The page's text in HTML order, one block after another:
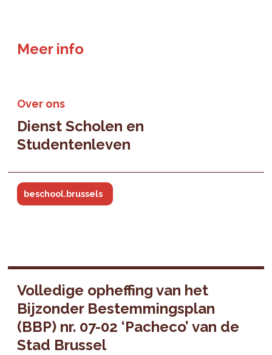
Meer info
Over ons
Dienst Scholen en
Studentenleven
beschool.brussels
Volledige opheffing van het
Bijzonder Bestemmingsplan
(BBP) nr. 07-02 ‘Pacheco’ van de
Stad Brussel